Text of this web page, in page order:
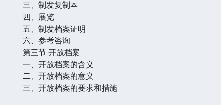
三、制发复制本
四、展览
五、制发档案证明
六、参考咨询
第三节 开放档案
一、开放档案的含义
二、开放档案的意义
三、开放档案的要求和措施